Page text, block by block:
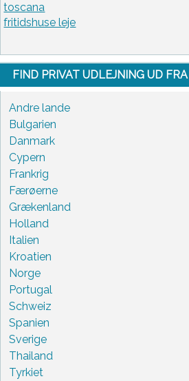
toscana
fritidshuse leje
FIND PRIVAT UDLEJNING UD
Andre lande
Bulgarien
Danmark
Cypern
Frankrig
Færøerne
Grækenland
Holland
Italien
Kroatien
Norge
Portugal
Schweiz
Spanien
Sverige
Thailand
Tyrkiet